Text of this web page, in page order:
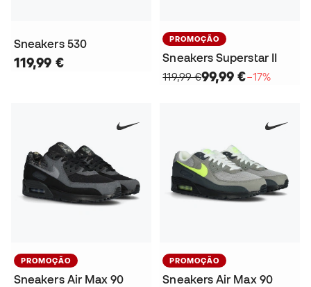
Sneakers 530
119,99 €
PROMOÇÃO
Sneakers Superstar II
119,99 €99,99 €−17%
PROMOÇÃO
Sneakers Air Max 90
PROMOÇÃO
Sneakers Air Max 90